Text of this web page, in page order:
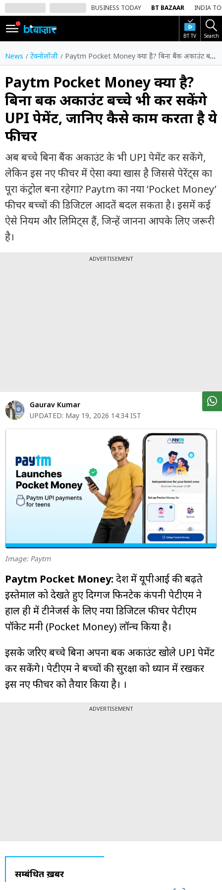
BUSINESS TODAY BT BAZAAR INDIA
BT TV Search
SIGN
IN
Dark
Mode
होम
शेयर
बाज़ार
वीडियो
ट्रेंडिंग
बिजनेस
न्यूज
पर्सनल
बिजनेस
न्यूज
वीडियो
फंड
News टेक्नोलॉजी Paytm Pocket Money क्या है? बिना बैंक अकाउंट बच्चे भी कर सकेंगे UPI पेमेंट, जानिए कैसे काम करता है ये फीचर
Paytm Pocket Money क्या है?
बिना बैंक अकाउंट बच्चे भी कर सकेंगे
UPI पेमेंट, जानिए कैसे काम करता है ये
फीचर
अब बच्चे बिना बैंक अकाउंट के भी UPI पेमेंट कर सकेंगे,
लेकिन इस नए फीचर में ऐसा क्या खास है जिससे पेरेंट्स का
पूरा कंट्रोल बना रहेगा? Paytm का नया ‘Pocket Money’
फीचर बच्चों की डिजिटल आदतें बदल सकता है। इसमें कई
ऐसे नियम और लिमिट्स हैं, जिन्हें जानना आपके लिए जरूरी
है।
ADVERTISEMENT
Gaurav Kumar
UPDATED: May 19, 2026 14:34 IST
Image: Paytm
Paytm Pocket Money: देश में यूपीआई की बढ़ते
इस्तेमाल को देखते हुए दिग्गज फिनटेक कंपनी पेटीएम ने
हाल ही में टीनेजर्स के लिए नया डिजिटल फीचर पेटीएम
पॉकेट मनी (Pocket Money) लॉन्च किया है।
इसके जरिए बच्चे बिना अपना बैंक अकाउंट खोले UPI पेमेंट
कर सकेंगे। पेटीएम ने बच्चों की सुरक्षा को ध्यान में रखकर
इस नए फीचर को तैयार किया है। ।
ADVERTISEMENT
सम्बंधित ख़बरें